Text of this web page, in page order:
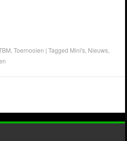
,Toernooien |Tagged Mini's Nieuws